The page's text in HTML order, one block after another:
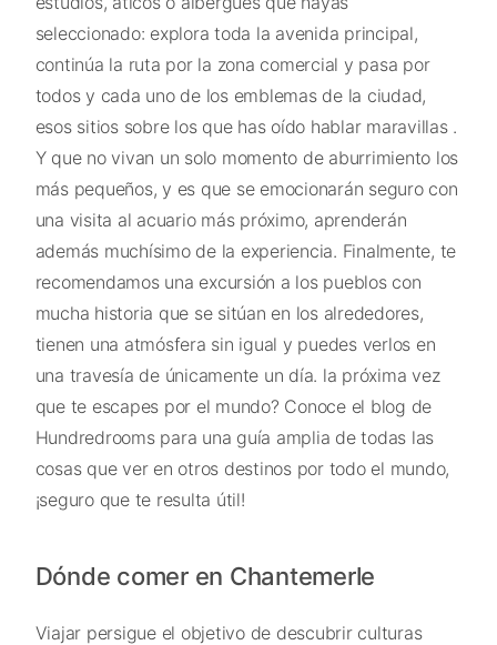
seleccionado: explora toda la avenida principal,
continúa la ruta por la zona comercial y pasa por
todos y cada uno de los emblemas de la ciudad,
esos sitios sobre los que has oído hablar maravillas .
Y que no vivan un solo momento de aburrimiento los
más pequeños, y es que se emocionarán seguro con
una visita al acuario más próximo, aprenderán
además muchísimo de la experiencia. Finalmente, te
recomendamos una excursión a los pueblos con
mucha historia que se sitúan en los alrededores,
tienen una atmósfera sin igual y puedes verlos en
una travesía de únicamente un día. la próxima vez
que te escapes por el mundo? Conoce el blog de
Hundredrooms para una guía amplia de todas las
cosas que ver en otros destinos por todo el mundo,
¡seguro que te resulta útil!
Dónde comer en Chantemerle
Viajar persigue el objetivo de descubrir culturas